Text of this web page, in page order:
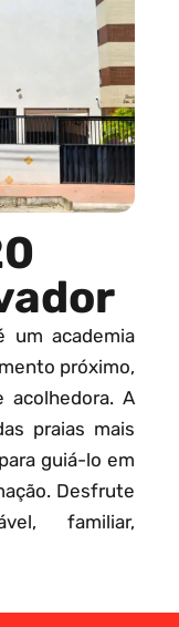
um academia
próximo,
acolhedora. A
praias mais
guiá-lo em
Desfrute
familiar,